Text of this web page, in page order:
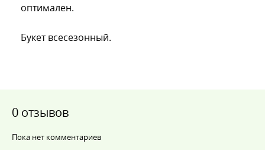
оптимален.
Букет всесезонный.
0 отзывов
Пока нет комментариев